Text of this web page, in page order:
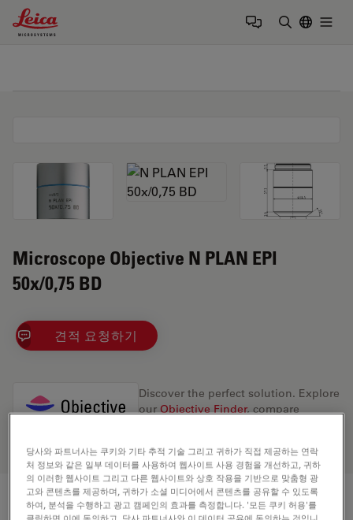
Leica Microsystems Logo
Microscope Objective N PLAN EPI
50x/0,75 BD
견적 요청하기
Discover the perfect solution. Explore
ourObjective Finder, compare
기술 사양
당사와 파트너사는 쿠키와 기타 추적 기술 그리고 귀하가 직접 제공하는 연락
처 정보와 같은 일부 데이터를 사용하여 웹사이트 사용 경험을 개선하고, 귀하
의 이러한 웹사이트 그리고 다른 웹사이트와 상호 작용을 기반으로 맞춤형 광
고와 콘텐츠를 제공하며, 귀하가 소셜 미디어에서 콘텐츠를 공유할 수 있도록
하여, 분석을 수행하고 광고 캠페인의 효과를 측정합니다. '모든 쿠키 허용'를